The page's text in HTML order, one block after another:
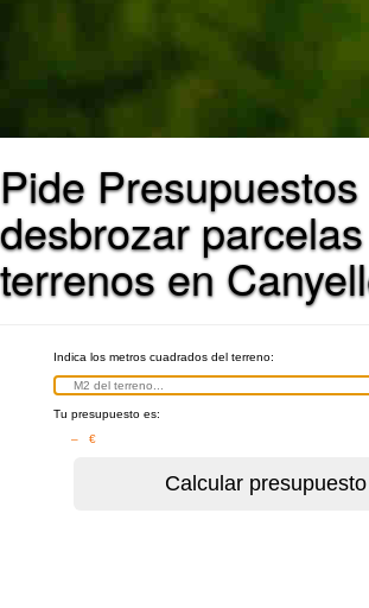
Pide
desbrozar
terrenos en
Indica los metros cuadrados del terreno:
Tu presupuesto es:
– €